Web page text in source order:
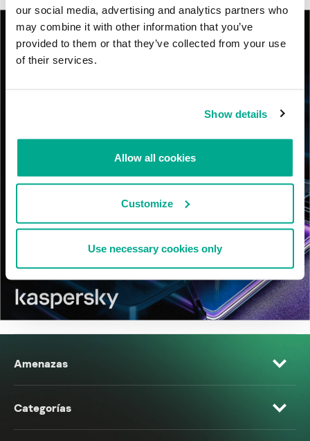
our social media, advertising and analytics partners who
may combine it with other information that you’ve
provided to them or that they’ve collected from your use
of their services.
Show details
Allow all cookies
Customize
Use necessary cookies only
Amenazas
Categorías